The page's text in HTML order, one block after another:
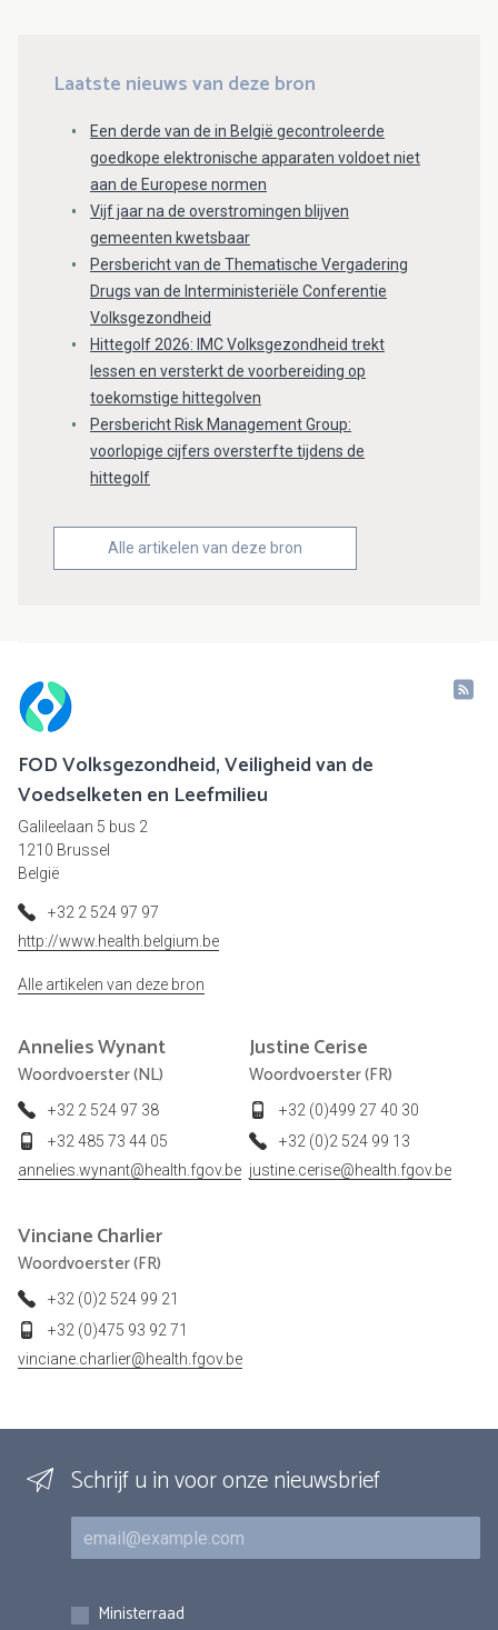
Laatste nieuws van deze bron
Een derde van de in België gecontroleerde
goedkope elektronische apparaten voldoet niet
aan de Europese normen
Vijf jaar na de overstromingen blijven
gemeenten kwetsbaar
Persbericht van de Thematische Vergadering
Drugs van de Interministeriële Conferentie
Volksgezondheid
Hittegolf 2026: IMC Volksgezondheid trekt
lessen en versterkt de voorbereiding op
toekomstige hittegolven
Persbericht Risk Management Group:
voorlopige cijfers oversterfte tijdens de
hittegolf
Alle artikelen van deze bron
FOD Volksgezondheid, Veiligheid van de
Voedselketen en Leefmilieu
Galileelaan 5 bus 2
1210 Brussel
België
+32 2 524 97 97
http://www.health.belgium.be
Alle artikelen van deze bron
AnneliesWynant
Woordvoerster (NL)
+32 2 524 97 38
+32 485 73 44 05
annelies.wynant@health.fgov.be
JustineCerise
Woordvoerster (FR)
+32 (0)499 27 40 30
+32 (0)2 524 99 13
justine.cerise@health.fgov.be
VincianeCharlier
Woordvoerster (FR)
+32 (0)2 524 99 21
+32 (0)475 93 92 71
vinciane.charlier@health.fgov.be
Schrijf u in voor onze nieuwsbrief
E-mail
Inschrijvingen
Ministerraad